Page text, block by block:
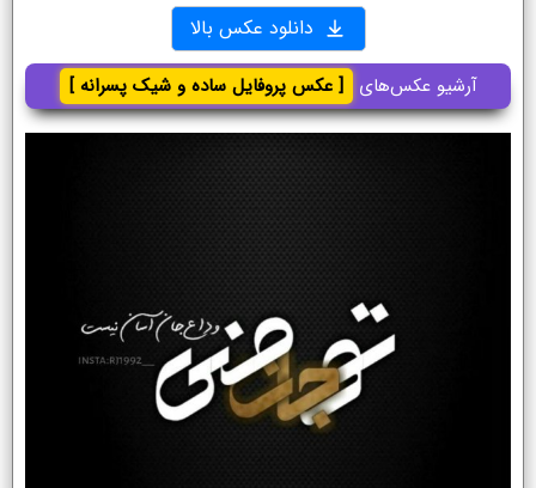
دانلود عکس بالا
آرشیو عکس‌های [ عکس پروفایل ساده و شیک پسرانه ]